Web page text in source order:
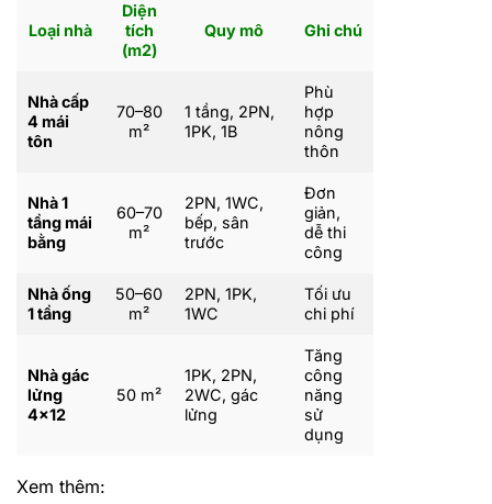
Loại nhà
Diện
tích
(m2)
Quy mô Ghi chú
Nhà cấp
4 mái
tôn
70–80
m²
1 tầng, 2PN,
1PK, 1B
Phù
hợp
nông
thôn
Nhà 1
tầng mái
bằng
60–70
m²
2PN, 1WC,
bếp, sân
trước
Đơn
giản,
dễ thi
công
Nhà ống
1 tầng
50–60
m²
2PN, 1PK,
1WC
Tối ưu
chi phí
Nhà gác
lửng
4×12
50 m²
1PK, 2PN,
2WC, gác
lửng
Tăng
công
năng
sử
dụng
Xem thêm: